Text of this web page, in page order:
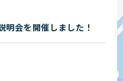
明会を開催しました！